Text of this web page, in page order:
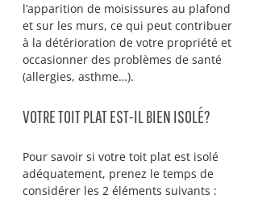
l’apparition de moisissures au plafond
et sur les murs, ce qui peut contribuer
à la détérioration de votre propriété et
occasionner des problèmes de santé
(allergies, asthme…).
VOTRE TOIT PLAT EST-IL BIEN ISOLÉ?
Pour savoir si votre toit plat est isolé
adéquatement, prenez le temps de
considérer les 2 éléments suivants :